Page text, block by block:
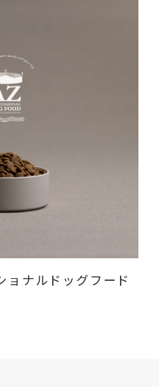
ョナルドッグフード